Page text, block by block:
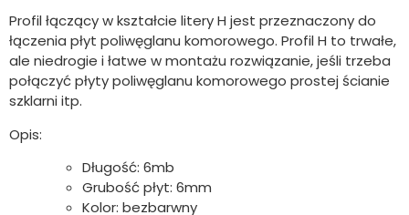
Profil łączący w kształcie litery H jest przeznaczony do
łączenia płyt poliwęglanu komorowego. Profil H to trwałe,
ale niedrogie i łatwe w montażu rozwiązanie, jeśli trzeba
połączyć płyty poliwęglanu komorowego prostej ścianie
szklarni itp.
Opis:
Długość: 6mb
Grubość płyt: 6mm
Kolor: bezbarwny